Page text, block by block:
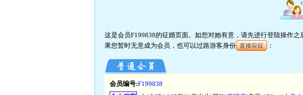
这是会员F199838的征婚页面。如您对她有意，请先进行登陆操作
果您暂时无意成为会员，也可以过路游客身份 直接应征 ：
会员编号:F199838